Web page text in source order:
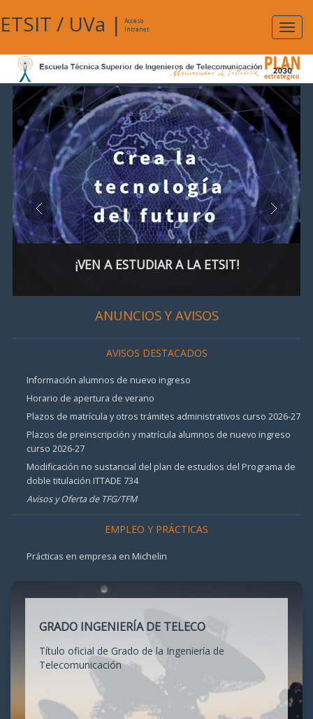
ETSIT / UVa |
Acceso
Intranet
¡VEN A ESTUDIAR A LA ETSIT!
ANUNCIOS Y AVISOS
AVISOS DESTACADOS
Información alumnos de nuevo ingreso
Horario de apertura de verano
Plazos de matrícula y otros trámites administrativos curso 2026-27
Plazos de preinscripción y matrícula alumnos de nuevo ingreso
curso 2026-27
Modificación no sustancial del plan de estudios del Programa de
doble titulación ITTADE 734
Avisos y Oferta de TFG/TFM
EMPLEO Y PRÁCTICAS
Prácticas en empresa en Michelin
GRADO INGENIERÍA DE TELECO
Título oficial de Grado de la Ingeniería de
Telecomunicación